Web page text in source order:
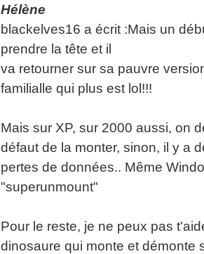
Hélène
blackelves16 a écrit :Mais un
prendre la tête et il
va retourner sur sa pauvre
familialle qui plus est lol!!!
Mais sur XP, sur 2000 aussi, on
défaut de la monter, sinon, il y a
pertes de données.. Même
"superunmount"
Pour le reste, je ne peux pas
dinosaure qui monte et démonte